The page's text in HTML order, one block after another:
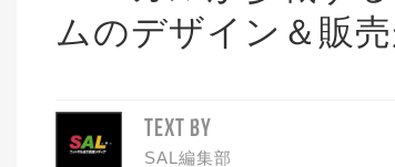
ムのデザイン＆販売
TEXT BY
SAL編集部